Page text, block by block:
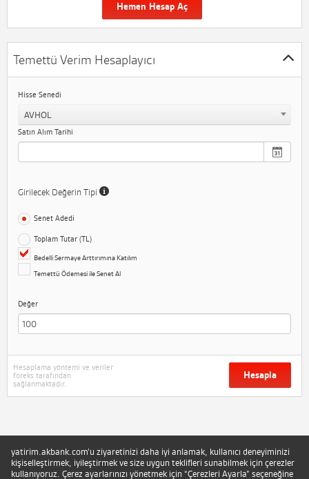
Hemen Hesap Aç
Temettü Verim Hesaplayıcı
Hisse Senedi
AVHOL
Satın Alım Tarihi
Girilecek Değerin Tipi
Senet Adedi
Toplam Tutar (TL)
Bedelli Sermaye Arttırımına Katılım
Temettü Ödemesi ile Senet Al
Değer
Hesaplama yöntemi ve veriler
foreks tarafından
sağlanmaktadır.
Hesapla